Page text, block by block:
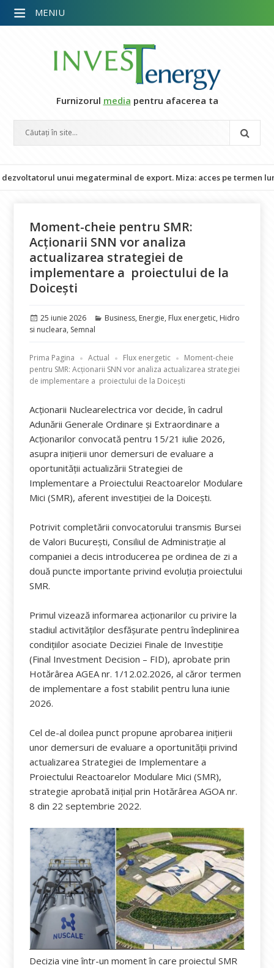
Furnizorul media pentru afacerea ta
unui megaterminal de export. Miza: acces pe termen lung la
Moment-cheie pentru SMR:
Acționarii SNN vor analiza
actualizarea strategiei de
implementare a proiectului de la
Doicești
Publicat
pe
25 iunie 2026 Categorii
Business, Energie, Flux energetic, Hidro
si nucleara, Semnal
Prima Pagina Actual Flux energetic
Moment-cheie
pentru SMR: Acționarii SNN vor analiza actualizarea strategiei
de implementare a proiectului de la Doicești
Acționarii Nuclearelectrica vor decide, în cadrul
Adunării Generale Ordinare și Extraordinare a
Acționarilor convocată pentru 15/21 iulie 2026,
asupra inițierii unor demersuri de evaluare a
oportunității actualizării Strategiei de
Implementare a Proiectului Reactoarelor Modulare
Mici (SMR), aferent investiției de la Doicești.
Potrivit completării convocatorului transmis Bursei
de Valori București, Consiliul de Administrație al
companiei a decis introducerea pe ordinea de zi a
două puncte importante privind evoluția proiectului
SMR.
Primul vizează informarea acționarilor cu privire la
stadiul activităților desfășurate pentru îndeplinirea
condițiilor asociate Deciziei Finale de Investiție
(Final Investment Decision – FID), aprobate prin
Hotărârea AGEA nr. 1/12.02.2026, al căror termen
de implementare a fost stabilit pentru luna iunie
2026.
Cel de-al doilea punct propune aprobarea inițierii
unor demersuri de evaluare a oportunității privind
actualizarea Strategiei de Implementare a
Proiectului Reactoarelor Modulare Mici (SMR),
strategie aprobată inițial prin Hotărârea AGOA nr.
8 din 22 septembrie 2022.
Decizia vine într-un moment în care proiectul SMR
MENIU